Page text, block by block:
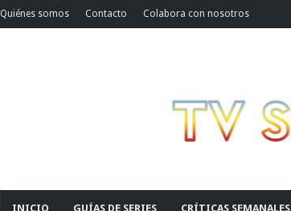
Quiénes somos Contacto Colabora con nosotros
INICIO GUÍAS DE SERIES CRÍTICAS SEMANALES